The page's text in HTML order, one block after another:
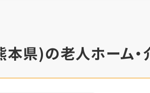
県)の老人ホーム